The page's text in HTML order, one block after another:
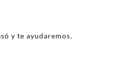
y te ayudaremos.